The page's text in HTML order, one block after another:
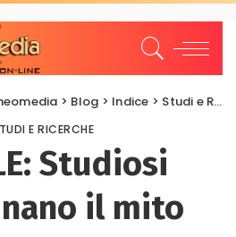
> Blog > Indice > Studi e Ricerche
E RICERCHE
Studiosi
il mito